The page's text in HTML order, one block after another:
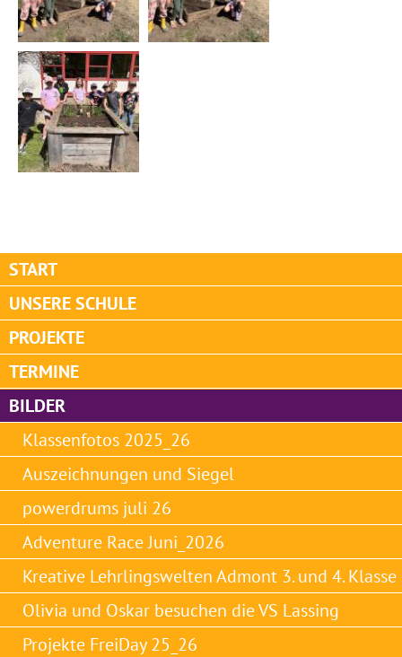
START
UNSERE SCHULE
PROJEKTE
TERMINE
BILDER
Klassenfotos 2025_26
Auszeichnungen und Siegel
powerdrums juli 26
Adventure Race Juni_2026
Kreative Lehrlingswelten Admont 3. und 4. Klasse
Olivia und Oskar besuchen die VS Lassing
Projekte FreiDay 25_26